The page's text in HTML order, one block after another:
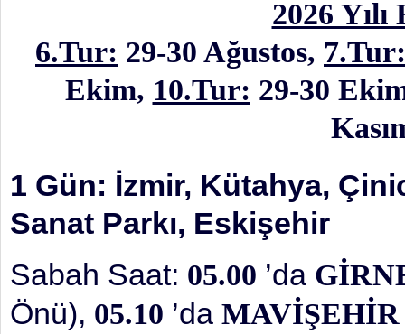
2026
6.Tur: 29-30 Ağustos, 7.Tur:
Ekim, 10.Tur: 29-30
1 Gün: İzmir, Kütahya,
Sanat Parkı, Eskişehir
Sabah Saat: 05.00 ’da
Önü), 05.10 ’da MAVİŞEHİR